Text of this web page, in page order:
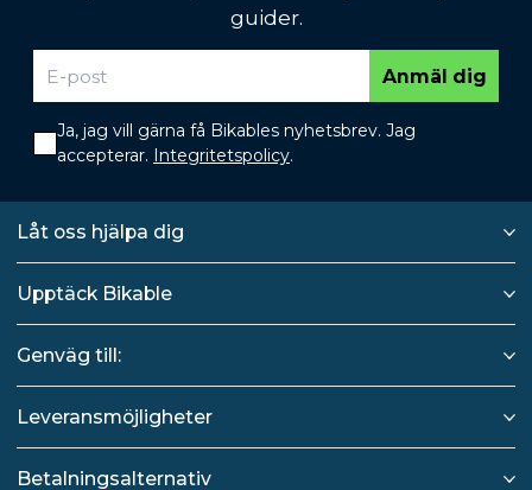
guider.
Anmäl dig
Ja, jag vill gärna få Bikables nyhetsbrev. Jag
accepterar. Integritetspolicy.
Låt oss hjälpa dig
Upptäck Bikable
Genväg till:
Leveransmöjligheter
Betalningsalternativ